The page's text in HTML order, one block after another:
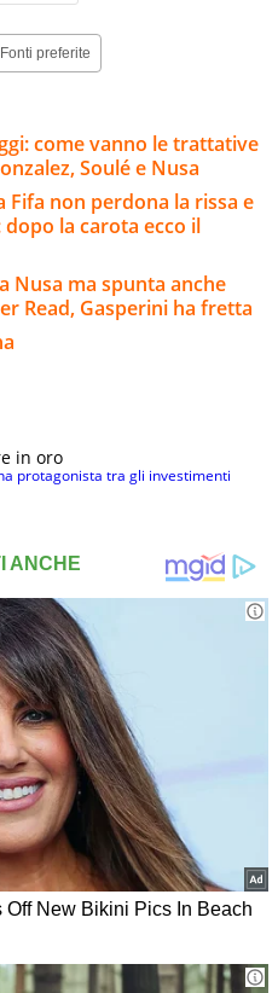
Fonti preferite
come vanno le trattative
Soulé e Nusa
Fifa non perdona la rissa e
la carota ecco il
Nusa ma spunta anche
Read, Gasperini ha fretta
in oro
protagonista tra gli investimenti